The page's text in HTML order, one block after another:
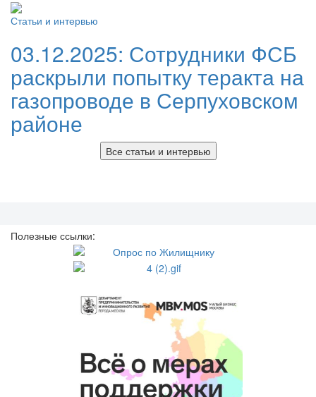
Статьи и интервью
03.12.2025: Сотрудники ФСБ
раскрыли попытку теракта на
газопроводе в Серпуховском
районе
Все статьи и интервью
Полезные ссылки: